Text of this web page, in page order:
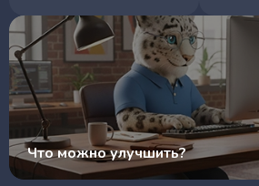
Что можно улучшить?